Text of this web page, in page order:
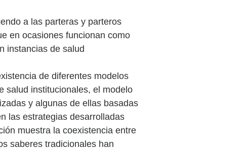
a las parteras y parteros
en ocasiones funcionan como
instancias de salud
de diferentes modelos
salud institucionales, el modelo
y algunas de ellas basadas
las estrategias desarrolladas
muestra la coexistencia entre
saberes tradicionales han